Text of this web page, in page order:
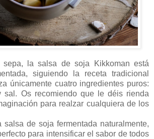
la salsa de soja Kikkoman está
siguiendo la receta tradicional
únicamente cuatro ingredientes puros:
sal. Os recomiendo que le déis rienda
para realzar cualquiera de los
salsa de soja fermentada naturalmente,
para intensificar el sabor de todos